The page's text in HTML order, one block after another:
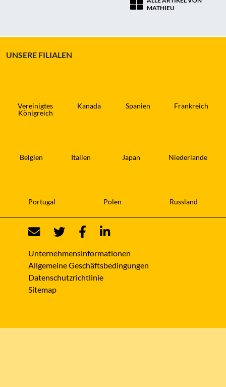
MATHIEU
UNSERE FILIALEN
Vereinigtes
Königreich
Kanada Spanien Frankreich
Belgien Italien Japan Niederlande
Portugal Polen Russland
Unternehmensinformationen
Allgemeine Geschäftsbedingungen
Datenschutzrichtlinie
Sitemap